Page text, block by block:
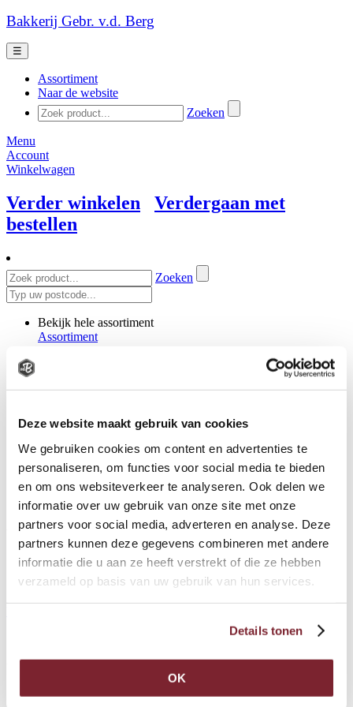
Deze website maakt gebruik van cookies
We gebruiken cookies om content en advertenties te
personaliseren, om functies voor social media te bieden
en om ons websiteverkeer te analyseren. Ook delen we
informatie over uw gebruik van onze site met onze
partners voor social media, adverteren en analyse. Deze
partners kunnen deze gegevens combineren met andere
informatie die u aan ze heeft verstrekt of die ze hebben
verzameld op basis van uw gebruik van hun services.
Details tonen
OK
Bakkerij Gebr. v.d. Berg
☰
Assortiment
Naar de website
Zoeken
Menu
Account
Winkelwagen
Verder winkelen
Verdergaan met
bestellen
Zoeken
Bekijk hele assortiment
Assortiment
Taarten en schnitten
Geboorte
Ontbijtjes
Bruidstaarten
Aardbeien
Winkelwagen
2.
3.
Levering
4.
5.
Overzicht
6.
1. Winkelwagen